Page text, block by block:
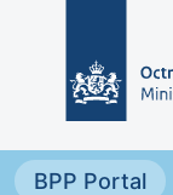
BPP Portal